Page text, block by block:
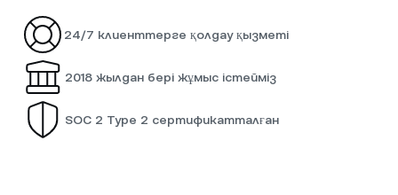
24/7 клиенттерге қолдау қызметі
2018 жылдан бері жұмыс істейміз
SOC 2 Type 2 сертификатталған